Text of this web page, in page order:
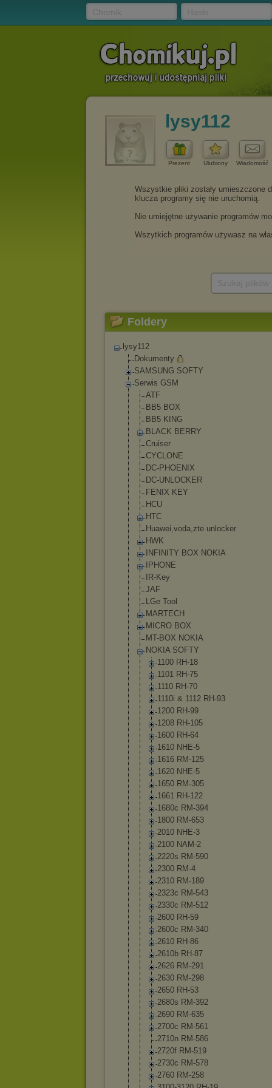
lysy112
Prezent Ulubiony Wiadomość
Foldery
lysy112
Dokumenty
SAMSUNG SOFTY
Serwis GSM
ATF
BB5 BOX
BB5 KING
BLACK BERRY
Cruiser
CYCLONE
DC-PHOENIX
DC-UNLOCKER
FENIX KEY
HCU
HTC
Huawei,voda,zte unlocker
HWK
INFINITY BOX NOKIA
IPHONE
IR-Key
JAF
LGe Tool
MARTECH
MICRO BOX
MT-BOX NOKIA
NOKIA SOFTY
1100 RH-18
1101 RH-75
1110 RH-70
1110i & 1112 RH-93
1200 RH-99
1208 RH-105
1600 RH-64
1610 NHE-5
1616 RM-125
1620 NHE-5
1650 RM-305
1661 RH-122
1680c RM-394
1800 RM-653
2010 NHE-3
2100 NAM-2
2220s RM-590
2300 RM-4
2310 RM-189
2323c RM-543
2330c RM-512
2600 RH-59
2600c RM-340
2610 RH-86
2610b RH-87
2626 RM-291
2630 RM-298
2650 RH-53
2680s RM-392
2690 RM-635
2700c RM-561
2710n RM-586
2720f RM-519
2730c RM-578
2760 RM-258